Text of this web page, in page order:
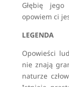
Głębię
opowiem ci
LEGENDA
Opowieści
nie znają
naturze